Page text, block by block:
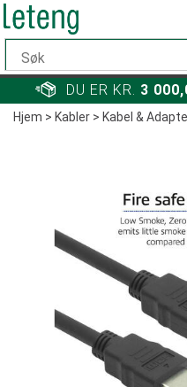
DU ER KR. 3
Hjem>Kabler>Kabel &